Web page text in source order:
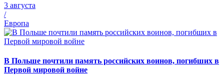
3 августа
/
Европа
В Польше почтили память российских воинов, погибших в
Первой мировой войне